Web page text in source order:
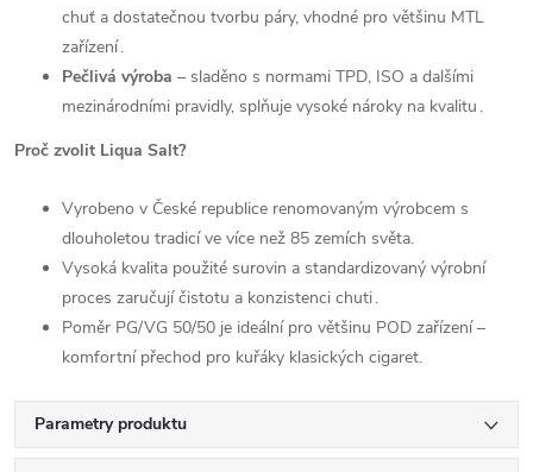
chuť a dostatečnou tvorbu páry, vhodné pro většinu MTL
zařízení .
Pečlivá výroba – sladěno s normami TPD, ISO a dalšími
mezinárodními pravidly, splňuje vysoké nároky na kvalitu .
Proč zvolit Liqua Salt?
Vyrobeno v České republice renomovaným výrobcem s
dlouholetou tradicí ve více než 85 zemích světa.
Vysoká kvalita použité surovin a standardizovaný výrobní
proces zaručují čistotu a konzistenci chuti .
Poměr PG/VG 50/50 je ideální pro většinu POD zařízení –
komfortní přechod pro kuřáky klasických cigaret.
Parametry produktu